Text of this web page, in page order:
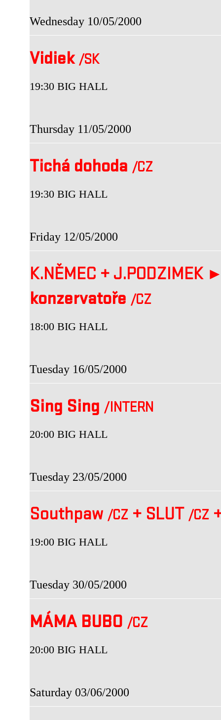
Wednesday 10/05/2000
Vidiek /SK
19:30 BIG HALL
Thursday 11/05/2000
Tichá dohoda /CZ
19:30 BIG HALL
Friday 12/05/2000
K.NĚMEC + J.PODZIMEK
konzervatoře /CZ
18:00 BIG HALL
Tuesday 16/05/2000
Sing Sing /INTERN
20:00 BIG HALL
Tuesday 23/05/2000
Southpaw /CZ + SLUT /CZ
19:00 BIG HALL
Tuesday 30/05/2000
MÁMA BUBO /CZ
20:00 BIG HALL
Saturday 03/06/2000